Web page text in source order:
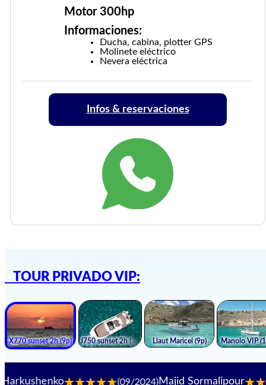
Motor 300hp
Informaciones:
Ducha, cabina, plotter GPS
Molinete eléctrico
Nevera eléctrica
Infos & reservaciones
TOUR PRIVADO VIP:
(09/2024)Majid Sormalipour